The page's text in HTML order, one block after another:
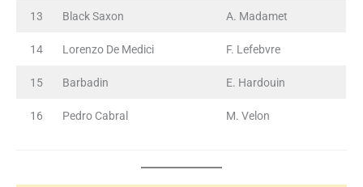
13 Black Saxon A. Madamet
14 Lorenzo De Medici F. Lefebvre
15 Barbadin E. Hardouin
16 Pedro Cabral M. Velon